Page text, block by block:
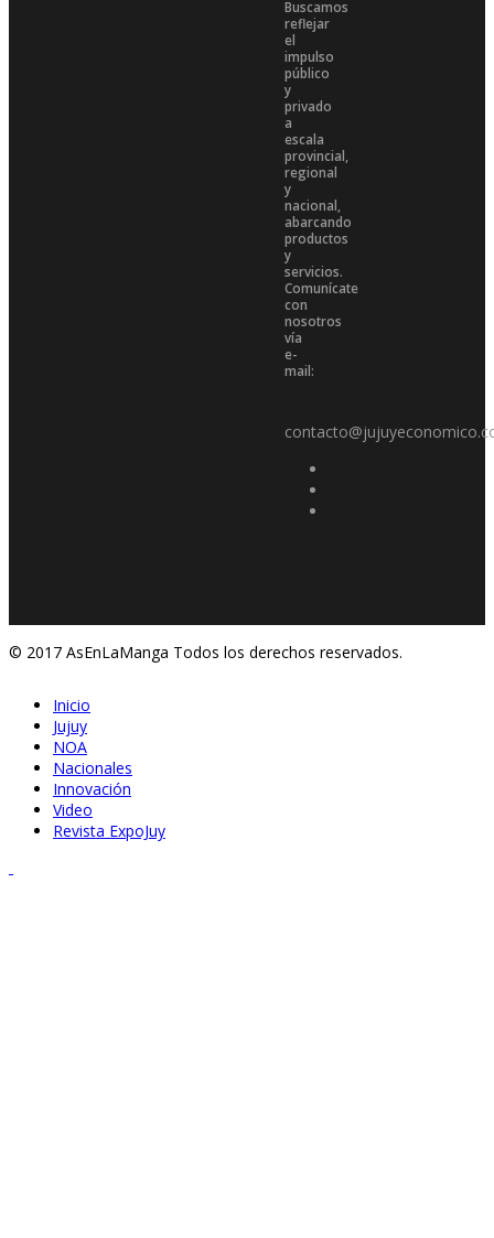
Buscamos
reflejar
el
impulso
público
y
privado
a
escala
provincial,
regional
y
nacional,
abarcando
productos
y
servicios.
Comunícate
con
nosotros
vía
e-
mail:
© 2017 AsEnLaManga Todos los derechos reservados.
Inicio
Jujuy
NOA
Nacionales
Innovación
Video
Revista ExpoJuy